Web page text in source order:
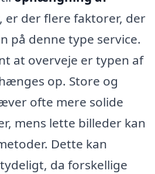
, er der flere faktorer, der
på denne type service.
at overveje er typen af
op. Store og
ofte mere solide
mens lette billeder kan
Dette kan
da forskellige